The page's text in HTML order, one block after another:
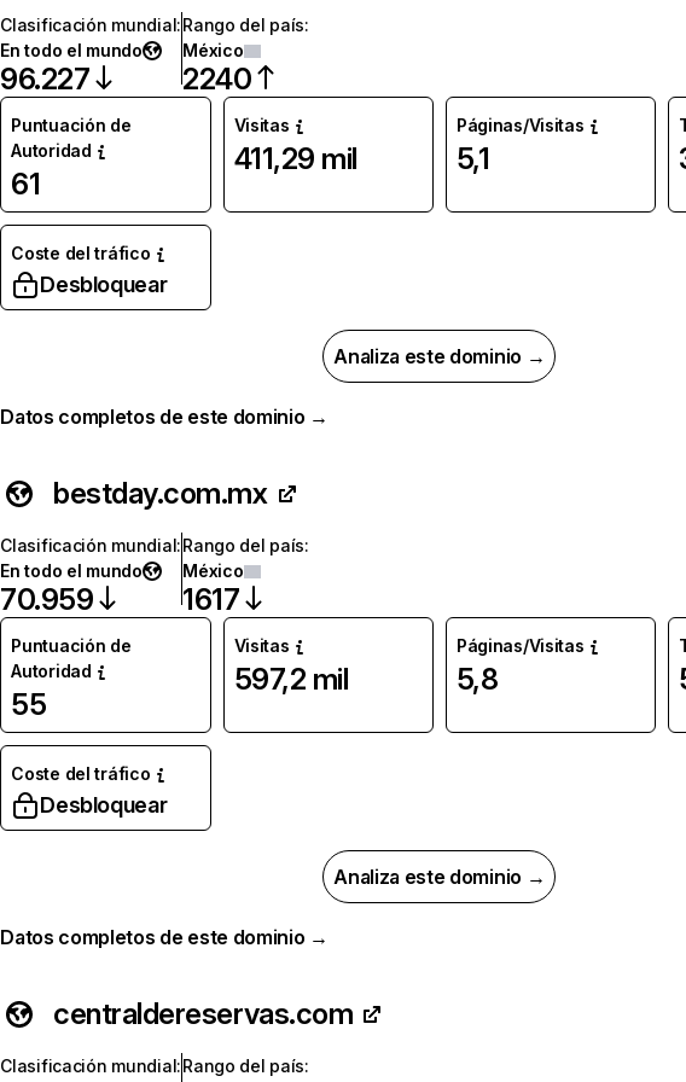
Clasificación mundial:
En todo el mundo
96.227
Rango del país:
México
2240
Puntuación de
Autoridad
61
Visitas
411,29 mil
Páginas/Visitas
5,1
Coste del tráfico
Desbloquear
Analiza este dominio →
Datos completos de este dominio →
bestday.com.mx
Clasificación mundial:
En todo el mundo
70.959
Rango del país:
México
1617
Puntuación de
Autoridad
55
Visitas
597,2 mil
Páginas/Visitas
5,8
Coste del tráfico
Desbloquear
Analiza este dominio →
Datos completos de este dominio →
centraldereservas.com
Clasificación mundial:Rango del país: